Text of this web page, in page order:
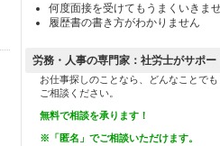
何度面接を受けてもうまくいきま
履歴書の書き方がわかりません
労務・人事の専門家：社労士がサポー
お仕事探しのことなら、どんなことでも
ご相談ください。
無料で相談を承ります！
※「匿名」でご相談いただけます。